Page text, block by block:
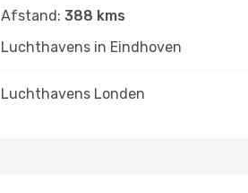
Afstand: 388 kms
Luchthavens in Eindhoven
Luchthavens Londen